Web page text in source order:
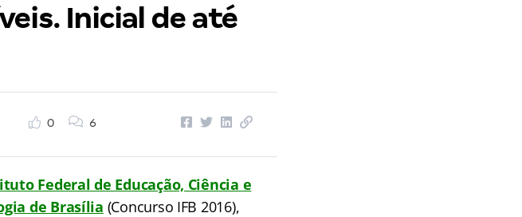
Inicial de até
0 6
Federal de Educação, Ciência e
de Brasília (Concurso IFB 2016),